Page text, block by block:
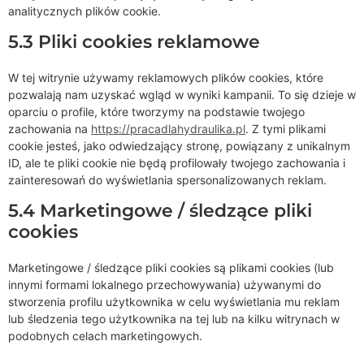
analitycznych plików cookie.
5.3 Pliki cookies reklamowe
W tej witrynie używamy reklamowych plików cookies, które
pozwalają nam uzyskać wgląd w wyniki kampanii. To się dzieje w
oparciu o profile, które tworzymy na podstawie twojego
zachowania na https://pracadlahydraulika.pl. Z tymi plikami
cookie jesteś, jako odwiedzający stronę, powiązany z unikalnym
ID, ale te pliki cookie nie będą profilowały twojego zachowania i
zainteresowań do wyświetlania spersonalizowanych reklam.
5.4 Marketingowe / śledzące pliki
cookies
Marketingowe / śledzące pliki cookies są plikami cookies (lub
innymi formami lokalnego przechowywania) używanymi do
stworzenia profilu użytkownika w celu wyświetlania mu reklam
lub śledzenia tego użytkownika na tej lub na kilku witrynach w
podobnych celach marketingowych.